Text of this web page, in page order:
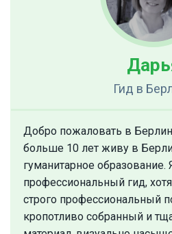
Гид в
Добро пожаловать в
больше 10 лет живу в
гуманитарное образование.
профессиональный гид,
строго профессиональный
кропотливо собранный и